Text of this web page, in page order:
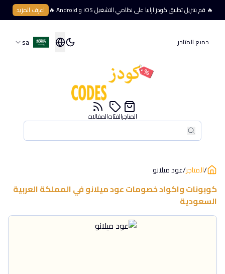
🔥 قم بتنزيل تطبيق كودز ارابيا على نظامي التشغيل iOS و Android 🔥 اعرف المزيد
جميع المتاجر sa
بحث
بحث
المتاجرالفئاتالمقالات
/المتاجر/عود ميلانو
كوبونات واكواد خصوماتعود ميلانوفيالمملكة العربية
السعودية